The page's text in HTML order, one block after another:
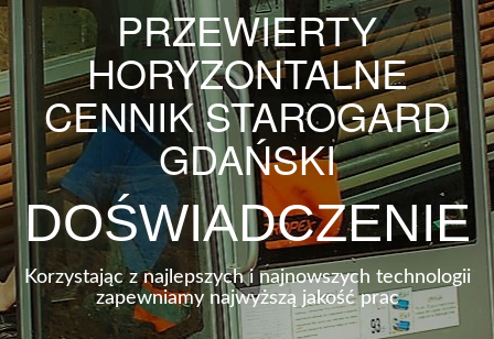
PRZEWIERTY
HORYZONTALNE
CENNIK STAROGARD
GDAŃSKI
DOŚWIADCZENIE
Korzystając z najlepszych i najnowszych technologii
zapewniamy najwyższą jakość prac